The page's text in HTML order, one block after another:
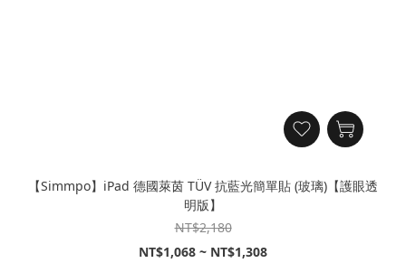
【Simmpo】iPad 德國萊茵 TÜV 抗藍光簡單貼 (玻璃)【護眼透
明版】
NT$2,180
NT$1,068 ~ NT$1,308